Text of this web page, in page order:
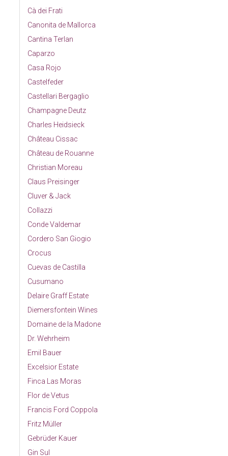
Cà dei Frati
Canonita de Mallorca
Cantina Terlan
Caparzo
Casa Rojo
Castelfeder
Castellari Bergaglio
Champagne Deutz
Charles Heidsieck
Château Cissac
Château de Rouanne
Christian Moreau
Claus Preisinger
Cluver & Jack
Collazzi
Conde Valdemar
Cordero San Giogio
Crocus
Cuevas de Castilla
Cusumano
Delaire Graff Estate
Diemersfontein Wines
Domaine de la Madone
Dr. Wehrheim
Emil Bauer
Excelsior Estate
Finca Las Moras
Flor de Vetus
Francis Ford Coppola
Fritz Müller
Gebrüder Kauer
Gin Sul